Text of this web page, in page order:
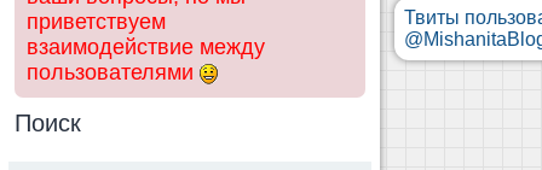
приветствуем
взаимодействие между
пользователями
Поиск
Твиты